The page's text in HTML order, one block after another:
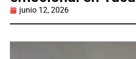
junio 12, 2026